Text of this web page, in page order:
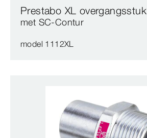
Prestabo XL overgangsstuk
met SC‑Contur
model 1112XL